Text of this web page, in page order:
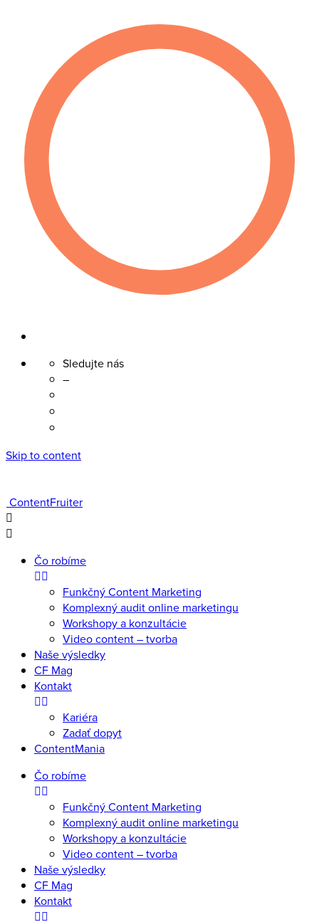
Sledujte nás
–
Skip to content
ContentFruiter
Čo robíme
Funkčný Content Marketing
Komplexný audit online marketingu
Workshopy a konzultácie
Video content – tvorba
Naše výsledky
CF Mag
Kontakt
Kariéra
Zadať dopyt
ContentMania
Čo robíme
Funkčný Content Marketing
Komplexný audit online marketingu
Workshopy a konzultácie
Video content – tvorba
Naše výsledky
CF Mag
Kontakt